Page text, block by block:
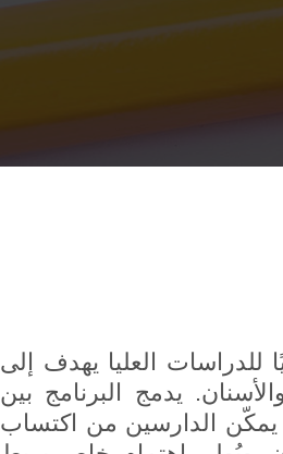
للدراسات العليا يهدف إلى
يدمج البرنامج بين
يمكّن الدارسين من اكتساب